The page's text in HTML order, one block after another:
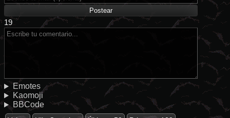
19
Emotes
Kaomoji
BBCode